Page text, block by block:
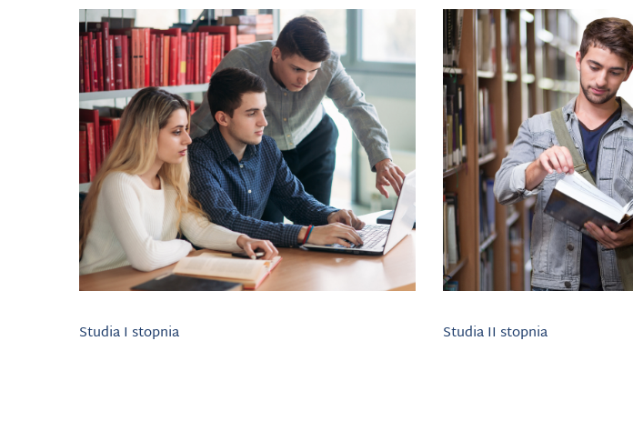
Studia I stopnia Studia II stopnia